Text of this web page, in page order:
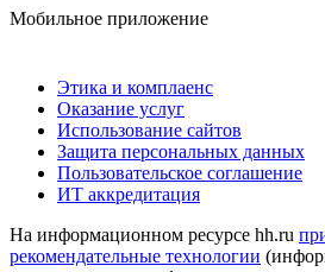
Мобильное приложение
Этика и комплаенс
Оказание услуг
Использование сайтов
Защита персональных данных
Пользовательское соглашение
ИТ аккредитация
На информационном ресурсе hh.ru
рекомендательные технологии